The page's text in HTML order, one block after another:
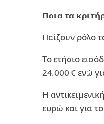
Ποια τα
Παίζουν ρόλο
Το ετήσιο
24.000 € ενώ
Η
ευρώ και για